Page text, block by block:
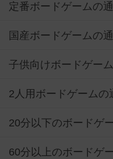
定番ボードゲームの
国産ボードゲームの
子供向けボードゲー
2人用ボードゲームの
20分以下のボードゲ
60分以上のボードゲ